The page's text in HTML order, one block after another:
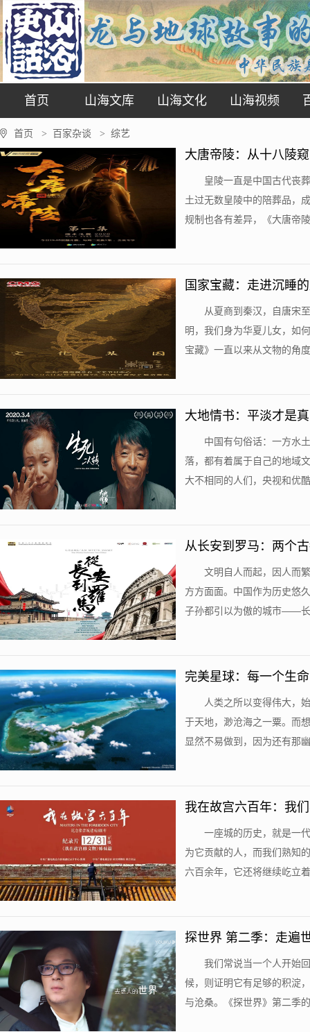
首页 山海文库 山海文化 山海视频
首页 > 百家杂谈 > 综艺
大唐帝陵：从十八陵
皇陵一直是中国古代丧
土过无数皇陵中的陪葬品，
规制也各有差异，《大唐帝
国家宝藏：走进沉睡
从夏商到秦汉，自唐宋
明，我们身为华夏儿女，如
宝藏》一直以来从文物的角
大地情书：平淡才是
中国有句俗话：一方水
落，都有着属于自己的地域
大不相同的人们，央视和优
从长安到罗马：两个
文明自人而起，因人而
方方面面。中国作为历史悠
子孙都引以为傲的城市——长
完美星球：每一个生
人类之所以变得伟大，
于天地，渺沧海之一粟。而
显然不易做到，因为还有那
我在故宫六百年：我
一座城的历史，就是一
为它贡献的人，而我们熟知
六百余年，它还将继续屹立
探世界 第二季：走遍
我们常说当一个人开始
候，则证明它有足够的积淀
与沧桑。《探世界》第二季